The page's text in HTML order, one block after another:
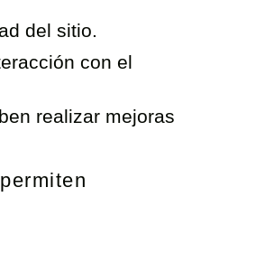
del sitio.
con el
realizar mejoras